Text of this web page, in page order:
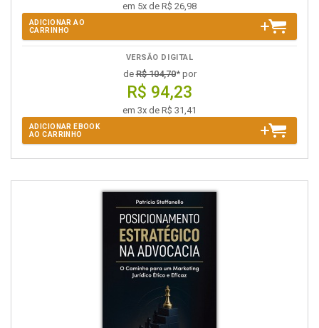
em 5x de R$ 26,98
ADICIONAR AO
CARRINHO
VERSÃO DIGITAL
deR$ 104,70* por
R$ 94,23
em 3x de R$ 31,41
ADICIONAR EBOOK
AO CARRINHO